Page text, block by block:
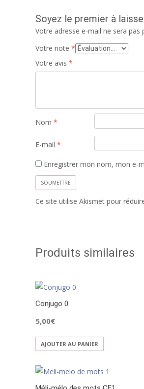
Soyez le premier à
Votre adresse e-mail ne sera pas
Votre note *
Votre avis *
Nom *
E-mail *
Enregistrer mon nom, mon e-
Ce site utilise Akismet pour
Produits similaires
Conjugo 0
5,00€
AJOUTER AU PANIER